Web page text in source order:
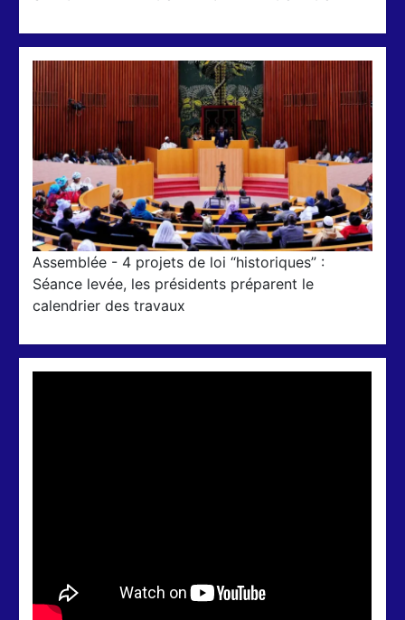
Assemblée - 4 projets de loi “historiques” :
Séance levée, les présidents préparent le
calendrier des travaux